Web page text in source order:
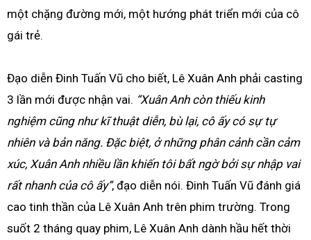
một chặng đường mới, một hướng phát triển mới của cô
gái trẻ.
Đạo diễn Đinh Tuấn Vũ cho biết, Lê Xuân Anh phải casting
3 lần mới được nhận vai. “Xuân Anh còn thiếu kinh
nghiệm cũng như kĩ thuật diễn, bù lại, cô ấy có sự tự
nhiên và bản năng. Đặc biệt, ở những phân cảnh cần cảm
xúc, Xuân Anh nhiều lần khiến tôi bất ngờ bởi sự nhập vai
rất nhanh của cô ấy”, đạo diễn nói. Đinh Tuấn Vũ đánh giá
cao tinh thần của Lê Xuân Anh trên phim trường. Trong
suốt 2 tháng quay phim, Lê Xuân Anh dành hầu hết thời